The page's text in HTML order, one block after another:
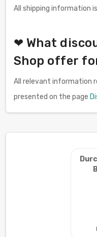
All shipping information
❤ What
Shop offer
All relevant information
presented on the page